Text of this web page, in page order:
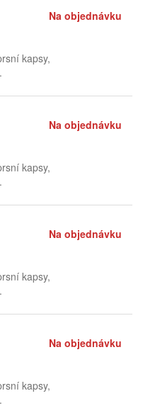
Na objednávku
kapsy,
Na objednávku
kapsy,
Na objednávku
kapsy,
Na objednávku
kapsy,